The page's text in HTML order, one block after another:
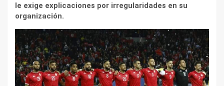
le exige explicaciones por irregularidades en su
organización.